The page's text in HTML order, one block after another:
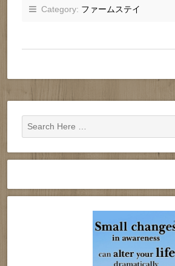
Category: ファームステイ